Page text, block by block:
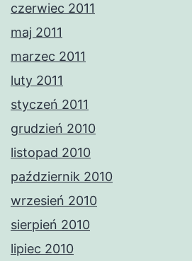
czerwiec 2011
maj 2011
marzec 2011
luty 2011
styczeń 2011
grudzień 2010
listopad 2010
październik 2010
wrzesień 2010
sierpień 2010
lipiec 2010